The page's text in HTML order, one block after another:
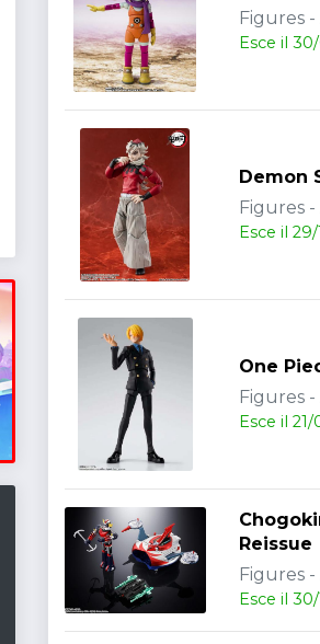
Figures
Esce il
Demon
Figures
Esce il 29/
One
Figures
Esce il
Reissue
Figures
Esce il